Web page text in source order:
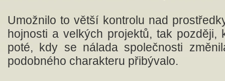
Umožnilo to větší kontrolu nad
hojnosti a velkých projektů, tak později,
poté, kdy se nálada společnosti
podobného charakteru přibývalo.